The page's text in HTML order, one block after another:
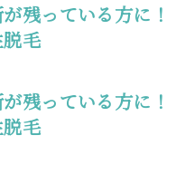
残っている方に！
毛
残っている方に！
毛